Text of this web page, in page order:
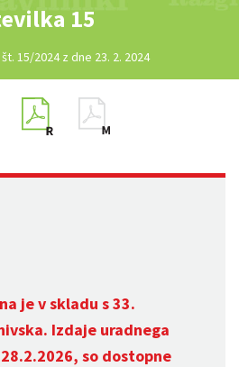
15
15/2024 z dne 23. 2. 2024
je v skladu s 33.
Izdaje uradnega
so dostopne